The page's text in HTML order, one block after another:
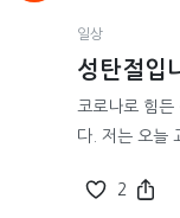
일상
성탄절입
코로나로 힘든
다. 저는 오늘
2